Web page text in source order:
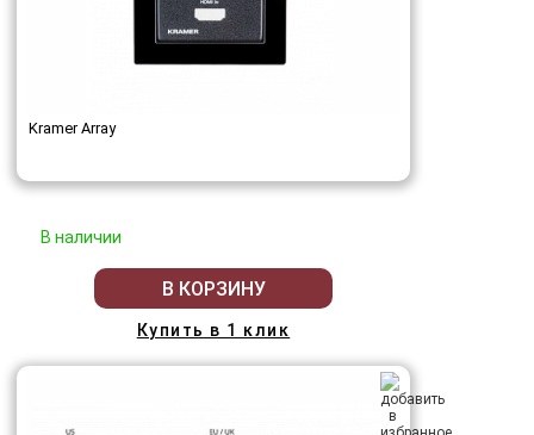
Kramer Array
В наличии
В КОРЗИНУ
Купить в 1 клик